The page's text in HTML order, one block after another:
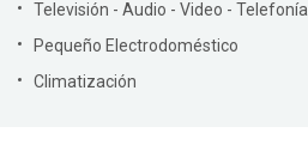
Televisión - Audio - Video - Telefonía
Pequeño Electrodoméstico
Climatización